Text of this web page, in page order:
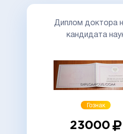
Диплом доктора
кандидата
Гознак
23000